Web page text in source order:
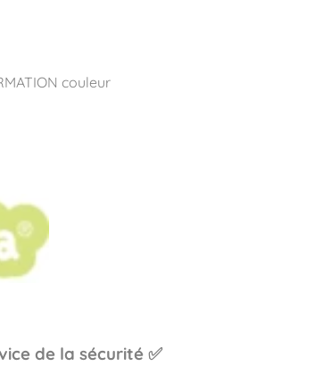
sportifs
couleur
de la sécurité ✅